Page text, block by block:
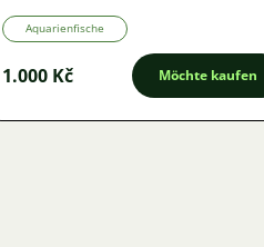
Aquarienfische
1.000 Kč Möchte kaufen